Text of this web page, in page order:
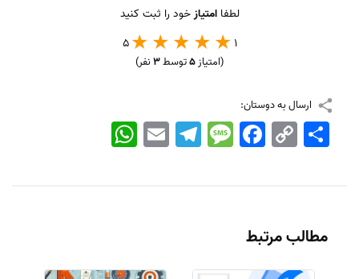
لطفاامتیازخود را ثبت کنید
1
5
(امتیاز5توسط3نفر)
ارسال به دوستان:
WhatsApp EmailTelegramMessageFacebook Copy
Link
اشتراک
مطالب مرتبط